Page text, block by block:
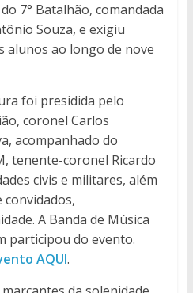
7° Batalhão, comandada
Souza, e exigiu
alunos ao longo de nove
foi presidida pelo
coronel Carlos
acompanhado do
tenente-coronel Ricardo
civis e militares, além
convidados,
A Banda de Música
participou do evento.
AQUI.